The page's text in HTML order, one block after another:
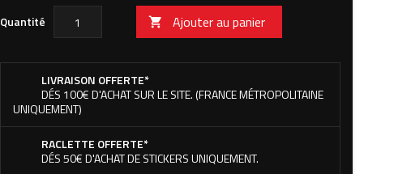
Quantité  Ajouter au panier
LIVRAISON OFFERTE*
DÉS 100€ D'ACHAT SUR LE SITE. (FRANCE MÉTROPOLITAINE
UNIQUEMENT)
RACLETTE OFFERTE*
DÉS 50€ D'ACHAT DE STICKERS UNIQUEMENT.